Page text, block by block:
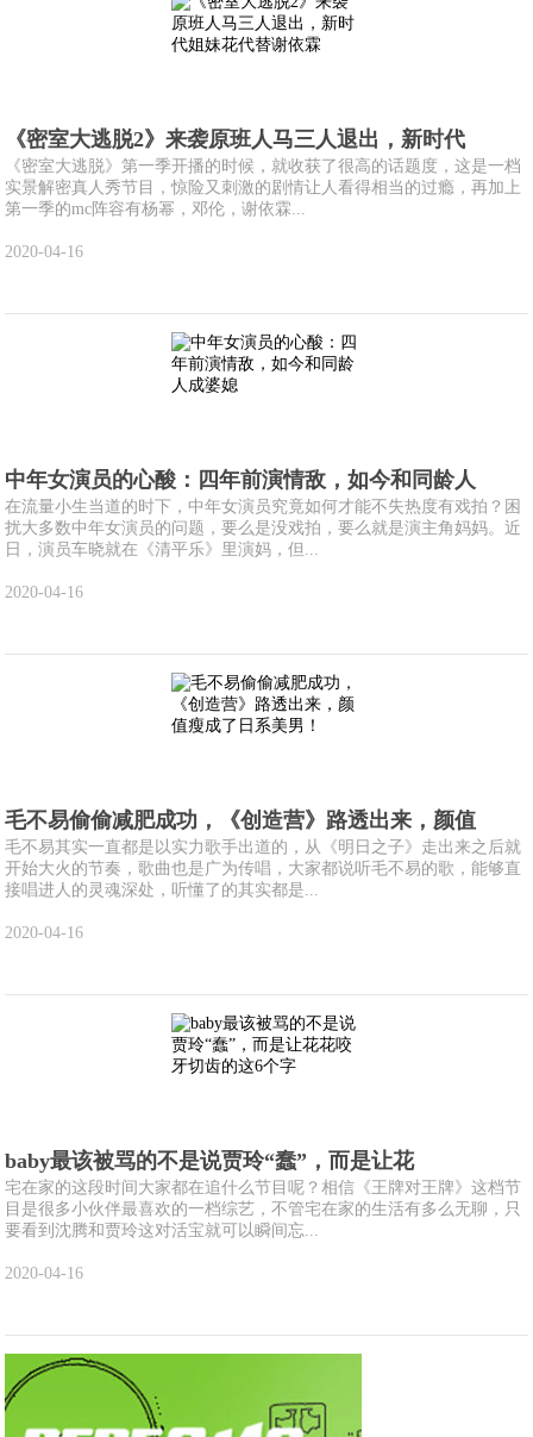
《密室大逃脱2》来袭原班人马三人退出，新时代
《密室大逃脱》第一季开播的时候，就收获了很高的话题度，这是一档
实景解密真人秀节目，惊险又刺激的剧情让人看得相当的过瘾，再加上
第一季的mc阵容有杨幂，邓伦，谢依霖...
2020-04-16
中年女演员的心酸：四年前演情敌，如今和同龄人
在流量小生当道的时下，中年女演员究竟如何才能不失热度有戏拍？困
扰大多数中年女演员的问题，要么是没戏拍，要么就是演主角妈妈。近
日，演员车晓就在《清平乐》里演妈，但...
2020-04-16
毛不易偷偷减肥成功，《创造营》路透出来，颜值
毛不易其实一直都是以实力歌手出道的，从《明日之子》走出来之后就
开始大火的节奏，歌曲也是广为传唱，大家都说听毛不易的歌，能够直
接唱进人的灵魂深处，听懂了的其实都是...
2020-04-16
baby最该被骂的不是说贾玲“蠢”，而是让花
宅在家的这段时间大家都在追什么节目呢？相信《王牌对王牌》这档节
目是很多小伙伴最喜欢的一档综艺，不管宅在家的生活有多么无聊，只
要看到沈腾和贾玲这对活宝就可以瞬间忘...
2020-04-16